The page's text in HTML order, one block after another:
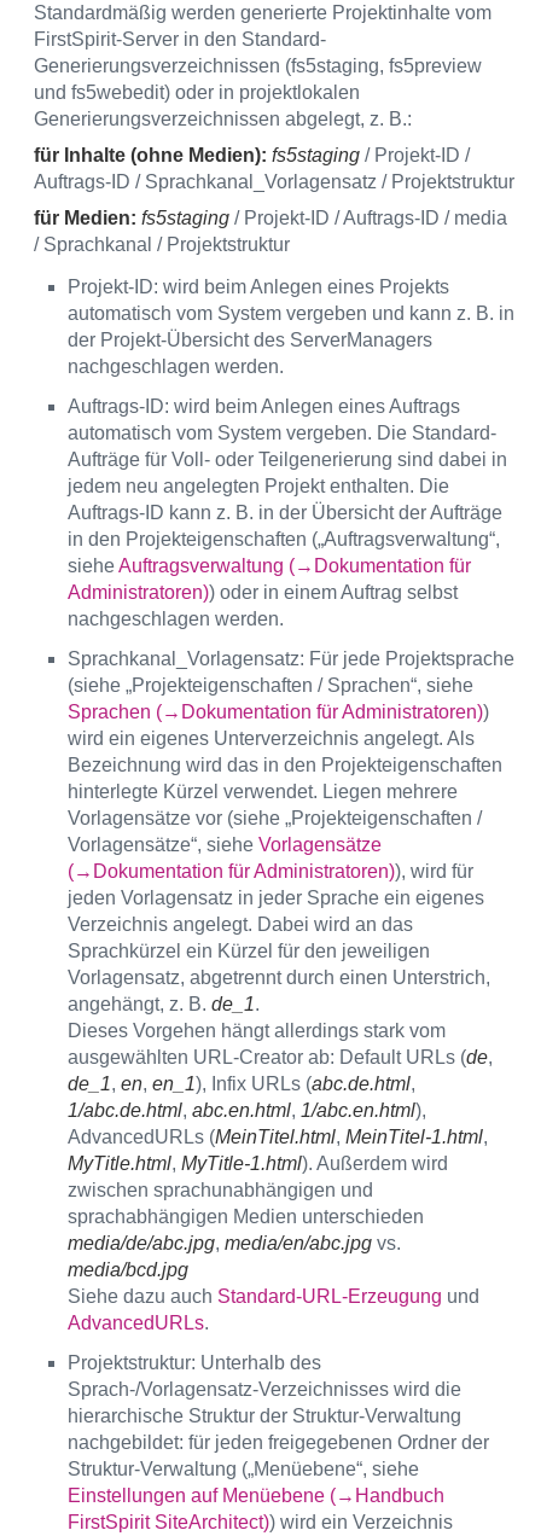
Standardmäßig werden generierte Projektinhalte vom
FirstSpirit-Server in den Standard-
Generierungsverzeichnissen (fs5staging, fs5preview
und fs5webedit) oder in projektlokalen
Generierungsverzeichnissen abgelegt, z. B.:
für Inhalte (ohne Medien): fs5staging / Projekt-ID /
Auftrags-ID / Sprachkanal_Vorlagensatz / Projektstruktur
für Medien: fs5staging / Projekt-ID / Auftrags-ID / media
/ Sprachkanal / Projektstruktur
Projekt-ID: wird beim Anlegen eines Projekts
automatisch vom System vergeben und kann z. B. in
der Projekt-Übersicht des ServerManagers
nachgeschlagen werden.
Auftrags-ID: wird beim Anlegen eines Auftrags
automatisch vom System vergeben. Die Standard-
Aufträge für Voll- oder Teilgenerierung sind dabei in
jedem neu angelegten Projekt enthalten. Die
Auftrags-ID kann z. B. in der Übersicht der Aufträge
in den Projekteigenschaften („Auftragsverwaltung“,
sieheAuftragsverwaltung (→Dokumentation für
Administratoren)) oder in einem Auftrag selbst
nachgeschlagen werden.
Sprachkanal_Vorlagensatz: Für jede Projektsprache
(siehe „Projekteigenschaften / Sprachen“, siehe
Sprachen (→Dokumentation für Administratoren))
wird ein eigenes Unterverzeichnis angelegt. Als
Bezeichnung wird das in den Projekteigenschaften
hinterlegte Kürzel verwendet. Liegen mehrere
Vorlagensätze vor (siehe „Projekteigenschaften /
Vorlagensätze“, siehe Vorlagensätze
(→Dokumentation für Administratoren)), wird für
jeden Vorlagensatz in jeder Sprache ein eigenes
Verzeichnis angelegt. Dabei wird an das
Sprachkürzel ein Kürzel für den jeweiligen
Vorlagensatz, abgetrennt durch einen Unterstrich,
angehängt, z. B. de_1.
Dieses Vorgehen hängt allerdings stark vom
ausgewählten URL-Creator ab: Default URLs (de,
de_1, en, en_1), Infix URLs (abc.de.html,
1/abc.de.html, abc.en.html, 1/abc.en.html),
AdvancedURLs (MeinTitel.html, MeinTitel-1.html,
MyTitle.html, MyTitle-1.html). Außerdem wird
zwischen sprachunabhängigen und
sprachabhängigen Medien unterschieden
media/de/abc.jpg, media/en/abc.jpg vs.
media/bcd.jpg
Siehe dazu auch Standard-URL-Erzeugung und
AdvancedURLs.
Projektstruktur: Unterhalb des
Sprach-/Vorlagensatz-Verzeichnisses wird die
hierarchische Struktur der Struktur-Verwaltung
nachgebildet: für jeden freigegebenen Ordner der
Struktur-Verwaltung („Menüebene“, siehe
Einstellungen auf Menüebene (→Handbuch
FirstSpirit SiteArchitect)) wird ein Verzeichnis